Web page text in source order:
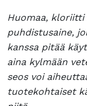
Huomaa, kloriitti
puhdistusaine,
kanssa pitää
aina kylmään
seos voi
tuotekohtaiset